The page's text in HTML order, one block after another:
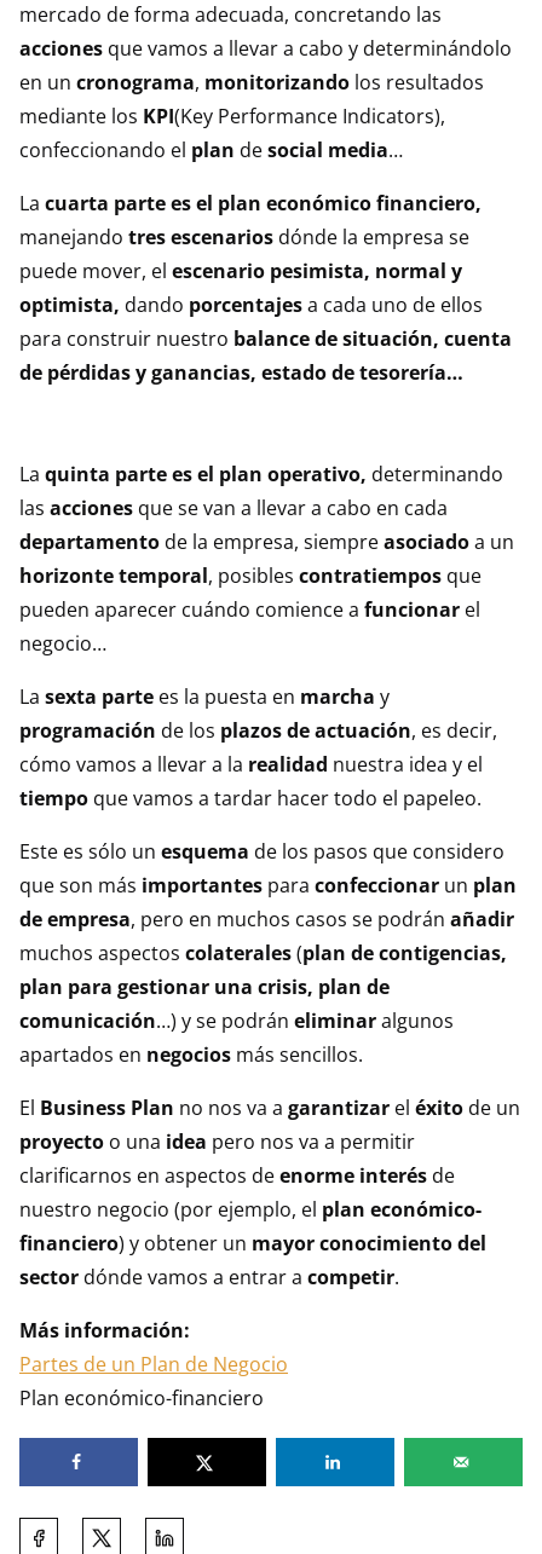
mercado de forma adecuada, concretando las
acciones que vamos a llevar a cabo y determinándolo
en un cronograma, monitorizando los resultados
mediante los KPI(Key Performance Indicators),
confeccionando el plan desocial media…
La cuarta parte es el plan económico financiero,
manejando tres escenarios dónde la empresa se
puede mover, el escenario pesimista, normal y
optimista, dando porcentajesa cada uno de ellos
para construir nuestro balance de situación, cuenta
de pérdidas y ganancias, estado de tesorería…
La quinta parte es el plan operativo, determinando
las acciones que se van a llevar a cabo en cada
departamento de la empresa, siempreasociadoa un
horizonte temporal, posibles contratiempos que
pueden aparecer cuándo comience a funcionar el
negocio…
La sexta parte es la puesta en marcha y
programación de los plazos de actuación, es decir,
cómo vamos a llevar a la realidad nuestra idea y el
tiempo que vamos a tardar hacer todo el papeleo.
Este es sólo un esquema de los pasos que considero
que son más importantes para confeccionar un plan
de empresa, pero en muchos casos se podrán añadir
muchos aspectos colaterales(plan de contigencias,
plan para gestionar una crisis, plan de
comunicación…) y se podrán eliminaralgunos
apartados en negocios más sencillos.
El Business Plan no nos va a garantizar el éxito de un
proyecto o una idea pero nos va a permitir
clarificarnos en aspectos deenorme interés de
nuestro negocio (por ejemplo, el plan económico-
financiero) y obtener un mayor conocimiento del
sector dónde vamos a entrar a competir.
Más información:
Partes de un Plan de Negocio
Plan económico-financiero
Comparte